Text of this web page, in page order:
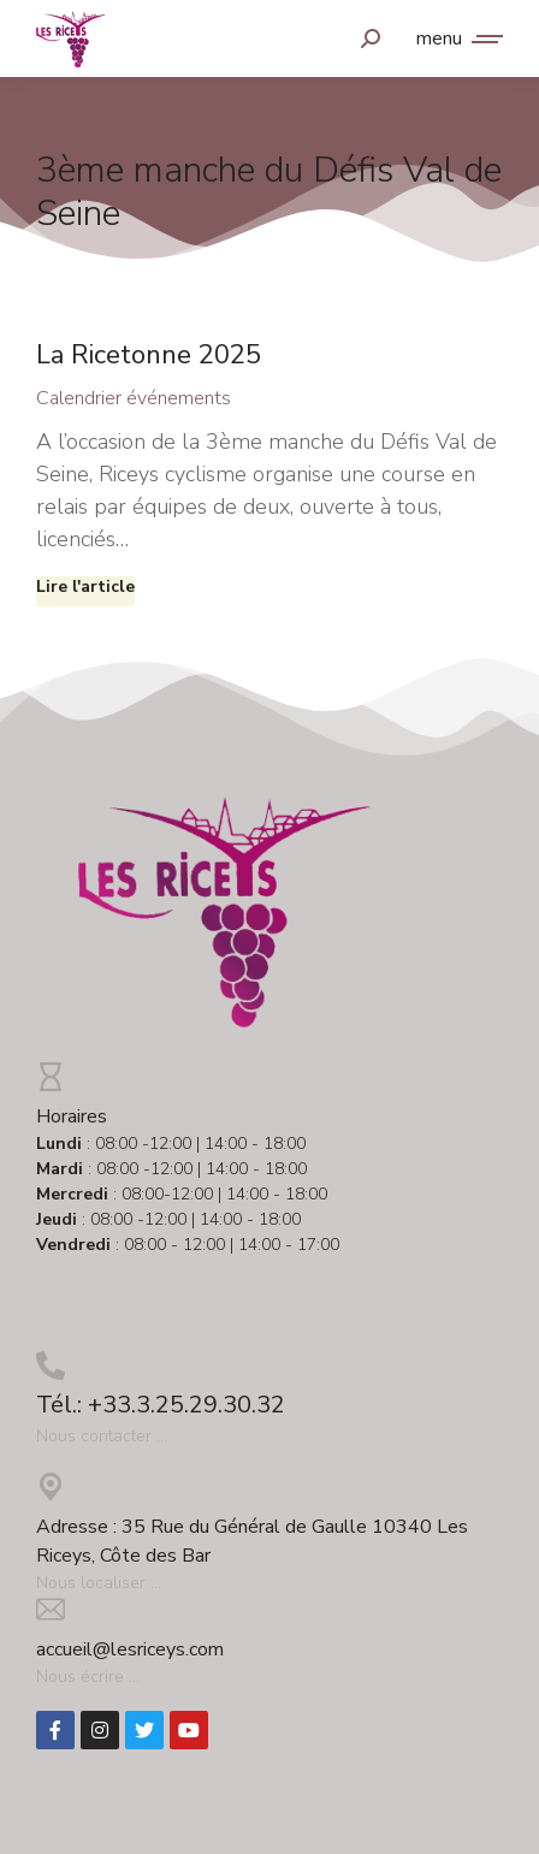
menu
3ème manche du Défis Val de
Seine
La Ricetonne 2025
Calendrier événements
A l’occasion de la 3ème manche du Défis Val de
Seine, Riceys cyclisme organise une course en
relais par équipes de deux, ouverte à tous,
licenciés…
Lire l'article
Horaires
Lundi : 08:00 -12:00 | 14:00 - 18:00
Mardi : 08:00 -12:00 | 14:00 - 18:00
Mercredi : 08:00-12:00 | 14:00 - 18:00
Jeudi : 08:00 -12:00 | 14:00 - 18:00
Vendredi : 08:00 - 12:00 | 14:00 - 17:00
Tél.: +33.3.25.29.30.32
Nous contacter ...
Adresse : 35 Rue du Général de Gaulle 10340 Les
Riceys, Côte des Bar
Nous localiser ...
accueil@lesriceys.com
Nous écrire ...